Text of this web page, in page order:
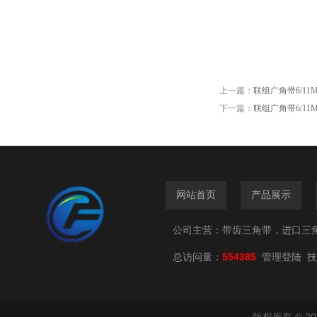
上一篇： 联组广角带6/
下一篇： 联组广角带6/
网站首页 产品展示
公司主营：带齿三角带，进口三
总访问量： 554385 管理登陆